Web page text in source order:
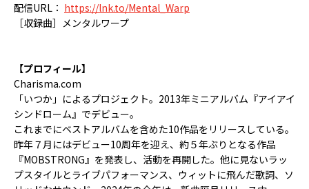
配信URL： https://lnk.to/Mental_Warp
［収録曲］メンタルワープ
【プロフィール】
Charisma.com
「いつか」によるプロジェクト。2013年ミニアルバム『アイアイ
シンドローム』でデビュー。
これまでにベストアルバムを含めた10作品をリリースしている。
昨年７月にはデビュー10周年を迎え、約５年ぶりとなる作品
『MOBSTRONG』を発表し、活動を再開した。他に見ないラッ
プスタイルとライブパフォーマンス、ウィットに飛んだ歌詞、ソ